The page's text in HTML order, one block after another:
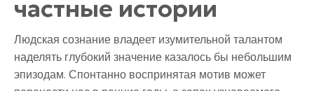
частные истории
Людская сознание владеет изумительной талантом
наделять глубокий значение казалось бы небольшим
эпизодам. Спонтанно воспринятая мотив может